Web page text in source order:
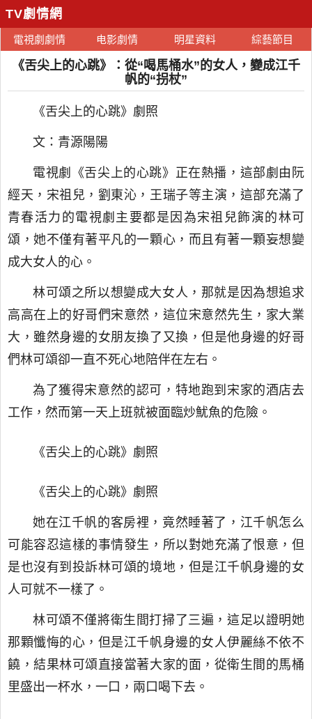
TV劇情網
電視劇劇情 电影劇情 明星資料 綜藝節目
《舌尖上的心跳》：從“喝馬桶水”的女人，變成江千
帆的“拐杖”
《舌尖上的心跳》劇照
文：青源陽陽
電視劇《舌尖上的心跳》正在熱播，這部劇由阮
經天，宋祖兒，劉東沁，王瑞子等主演，這部充滿了
青春活力的電視劇主要都是因為宋祖兒飾演的林可
頌，她不僅有著平凡的一顆心，而且有著一顆妄想變
成大女人的心。
林可頌之所以想變成大女人，那就是因為想追求
高高在上的好哥們宋意然，這位宋意然先生，家大業
大，雖然身邊的女朋友換了又換，但是他身邊的好哥
們林可頌卻一直不死心地陪伴在左右。
為了獲得宋意然的認可，特地跑到宋家的酒店去
工作，然而第一天上班就被面臨炒魷魚的危險。
《舌尖上的心跳》劇照
《舌尖上的心跳》劇照
她在江千帆的客房裡，竟然睡著了，江千帆怎么
可能容忍這樣的事情發生，所以對她充滿了恨意，但
是也沒有到投訴林可頌的境地，但是江千帆身邊的女
人可就不一樣了。
林可頌不僅將衛生間打掃了三遍，這足以證明她
那顆懺悔的心，但是江千帆身邊的女人伊麗絲不依不
饒，結果林可頌直接當著大家的面，從衛生間的馬桶
里盛出一杯水，一口，兩口喝下去。